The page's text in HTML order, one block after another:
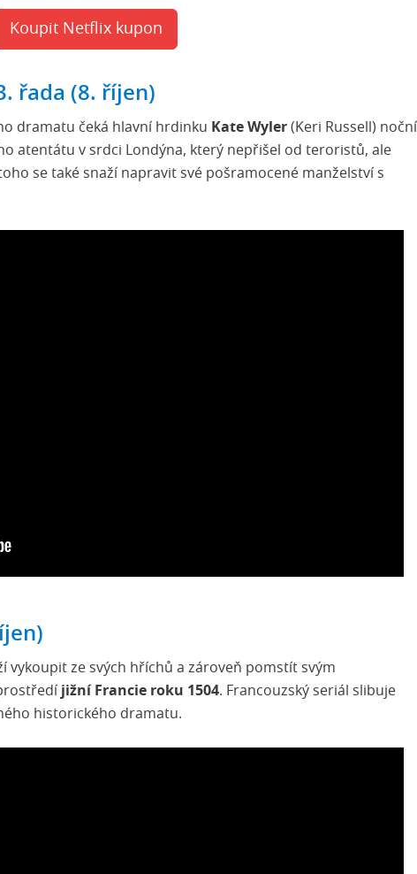
Koupit Netflix kupon
řada (8. říjen)
dramatu čeká hlavní hrdinku Kate Wyler (Keri Russell) noční
atentátu v srdci Londýna, který nepřišel od teroristů, ale
se také snaží napravit své pošramocené manželství s
vykoupit ze svých hříchů a zároveň pomstít svým
jižní Francie roku 1504. Francouzský seriál slibuje
historického dramatu.